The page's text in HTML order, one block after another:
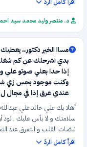
د. منتصر وليد محمد سيد
مساا الخير دكتور،،
بدي اشرحلك عن كم
إذا حدا بعلي صوتو
وكنت موجود بحس زي
عندي عرق إذا في مجال
أهلا بك علي خالد علي عبدالله
سلامتك و لا بأس عليك , نود
نبضات القلب و التعرق عند
شائع جدا و له علاج و حلول
اقرأ كامل الردّ